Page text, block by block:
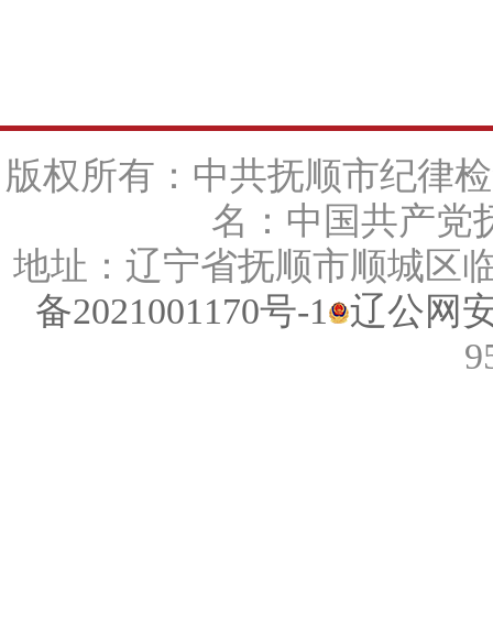
版权所有：中共抚顺市纪律
名：中国共产党
地址：辽宁省抚顺市顺城区
备2021001170号-1
辽公网